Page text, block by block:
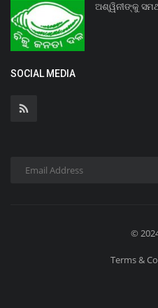
ଅଶ୍ୱିନୀଙ୍କୁ
SOCIAL MEDIA
©
Terms &